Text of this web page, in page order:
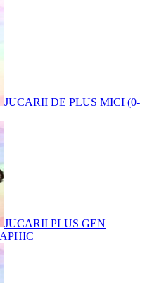
JUCARII DE PLUS MICI (0-
JUCARII PLUS GEN